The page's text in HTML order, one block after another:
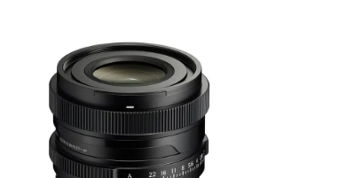
hvězdiček.